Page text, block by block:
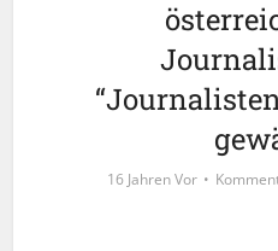
16 Jahren Vor